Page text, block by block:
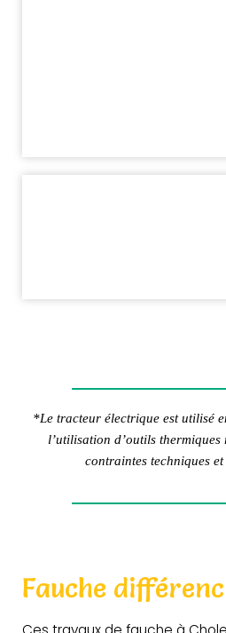
*Le tracteur électrique est utilisé
l’utilisation d’outils thermiques
contraintes techniques
Fauche